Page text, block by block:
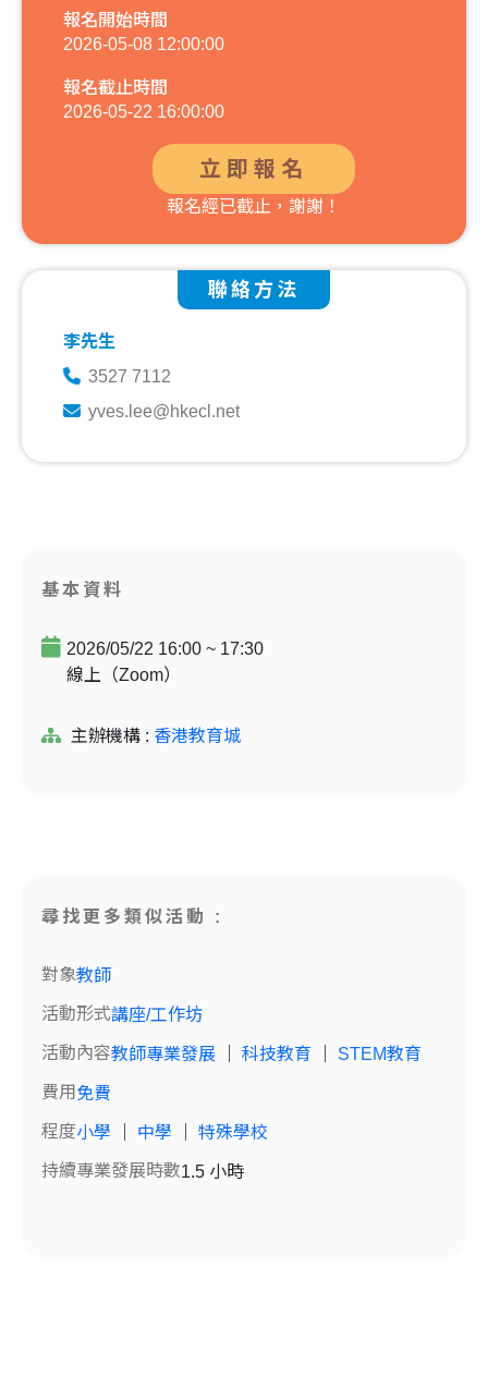
報名開始時間
2026-05-08 12:00:00
報名截止時間
2026-05-22 16:00:00
立即報名
報名經已截止，謝謝！
聯絡方法
李先生
3527 7112
yves.lee@hkecl.net
基本資料
2026/05/22 16:00 ~ 17:30
線上（Zoom）
主辦機構 : 香港教育城
尋找更多類似活動 :
對象教師
活動形式講座/工作坊
活動內容教師專業發展 科技教育 STEM教育
費用 免費
程度小學 中學 特殊學校
持續專業發展時數1.5 小時